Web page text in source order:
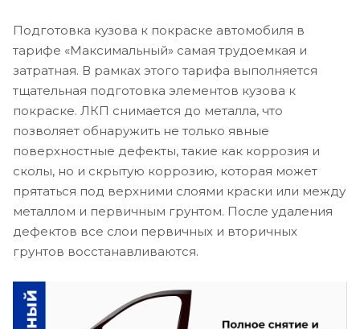
Подготовка кузова к покраске автомобиля в
тарифе «Максимальный» самая трудоемкая и
затратная. В рамках этого тарифа выполняется
тщательная подготовка элементов кузова к
покраске. ЛКП снимается до металла, что
позволяет обнаружить не только явные
поверхностные дефекты, такие как коррозия и
сколы, но и скрытую коррозию, которая может
прятаться под верхними слоями краски или между
металлом и первичным грунтом. После удаления
дефектов все слои первичных и вторичных
грунтов восстанавливаются.